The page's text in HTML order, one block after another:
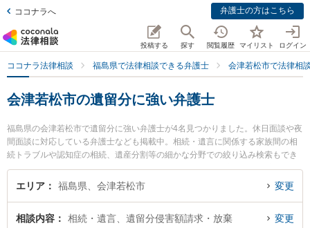
ココナラへ 弁護士の方はこちら
投稿する 探す 閲覧履歴 マイリスト ログイン
ココナラ法律相談 福島県で法律相談できる弁護士 会津若松市で法律相
会津若松市の遺留分に強い弁護士
福島県の会津若松市で遺留分に強い弁護士が4名見つかりました。休日面談や夜
間面談に対応している弁護士なども掲載中。相続・遺言に関係する家族間の相
続トラブルや認知症の相続、遺産分割等の細かな分野での絞り込み検索もでき
便利です。特に弁護士法人れいわ総合法律事務所の川瀬 裕之弁護士や舟城法律
事務所の舟城 善貴弁護士、会津つばさ法律事務所の伊東 修平弁護士のプロフィ
トラブル解決の実績豊富な近くの弁護士を検索したい』『初回相談無料で遺留
エリア 福島県、会津若松市 変更
相談内容 相続・遺言、遺留分侵害額請求・放棄 変更